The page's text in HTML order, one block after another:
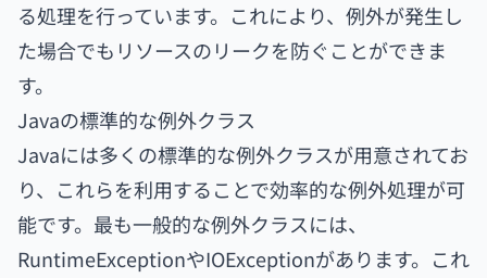
る処理を行っています。これにより、例外が発生し
た場合でもリソースのリークを防ぐことができま
す。
Javaの標準的な例外クラス
Javaには多くの標準的な例外クラスが用意されてお
り、これらを利用することで効率的な例外処理が可
能です。最も一般的な例外クラスには、
RuntimeExceptionやIOExceptionがあります。これ